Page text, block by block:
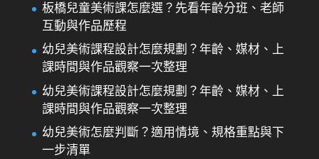
板橋兒童美術課怎麼選？先看年齡分班、老師
互動與作品歷程
幼兒美術課程設計怎麼規劃？年齡、媒材、上
課時間與作品觀察一次整理
幼兒美術課程設計怎麼規劃？年齡、媒材、上
課時間與作品觀察一次整理
幼兒美術怎麼判斷？適用情境、規格重點與下
一步清單